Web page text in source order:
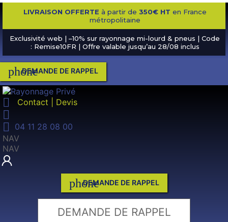
LIVRAISON OFFERTE à partir de 350€ HT en France
métropolitaine
Exclusivité web | –10% sur rayonnage mi-lourd & pneus | Code
: Remise10FR | Offre valable jusqu’au 28/08 inclus
phone
DEMANDE DE RAPPEL
 Contact | Devis


04 11 28 08 00
NAV
NAV
phone
DEMANDE DE RAPPEL
DEMANDE DE RAPPEL